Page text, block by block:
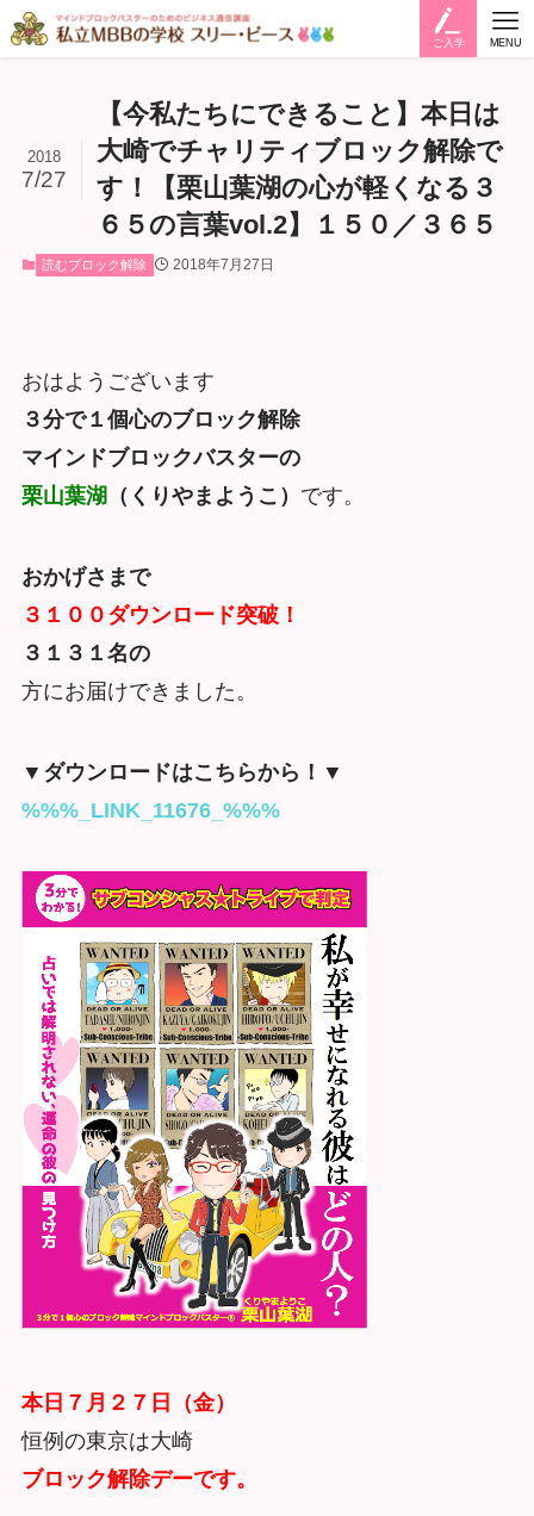
ご入学 MENU
【今私たちにできること】本日は
大崎でチャリティブロック解除で
す！【栗山葉湖の心が軽くなる３
６５の言葉vol.2】１５０／３６５
2018
7/27
読むブロック解除 2018年7月27日
おはようございます
３分で１個心のブロック解除
マインドブロックバスターの
栗山葉湖 （くりやまようこ） です。
おかげさまで
３１００ダウンロード突破！
３１３１ 名の
方にお届けできました。
▼ダウンロードはこちらから！▼
%%%_LINK_11676_%%%
本日７月２７日（金）
恒例の東京は大崎
ブロック解除デーです。